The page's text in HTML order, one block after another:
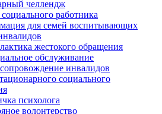
челлендж
работника
для семей воспитывающих
жестокого обращения
обслуживание
инвалидов
социального
психолога
волонтерство